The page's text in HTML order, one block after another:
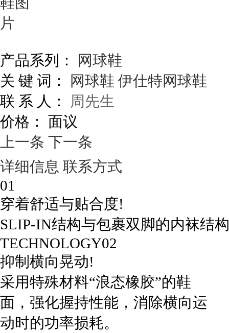
产品系列：
网球鞋
关 键 词：
网球鞋 伊仕特网球鞋
联 系 人：
周先生
价格： 面议
上一条 下一条
详细信息 联系方式
01
穿着舒适与贴合度!
SLIP-IN结构与包裹双脚的内袜结
TECHNOLOGY02
抑制横向晃动!
采用特殊材料“浪态橡胶”的鞋
面，强化握持性能，消除横向运
动时的功率损耗。